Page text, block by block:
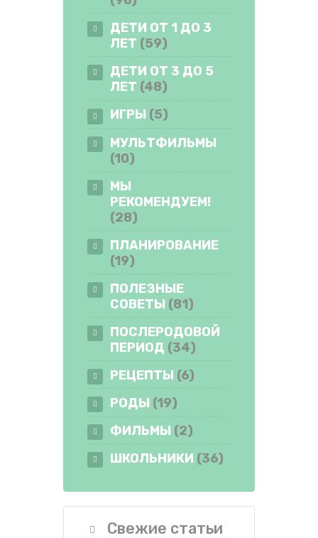
ДЕТИ ОТ 1 ДО 3
ЛЕТ (59)
ДЕТИ ОТ 3 ДО 5
ЛЕТ (48)
ИГРЫ (5)
МУЛЬТФИЛЬМЫ
(10)
МЫ
РЕКОМЕНДУЕМ!
(28)
ПЛАНИРОВАНИЕ
(19)
ПОЛЕЗНЫЕ
СОВЕТЫ (81)
ПОСЛЕРОДОВОЙ
ПЕРИОД (34)
РЕЦЕПТЫ (6)
РОДЫ (19)
ФИЛЬМЫ (2)
ШКОЛЬНИКИ (36)
Свежие статьи